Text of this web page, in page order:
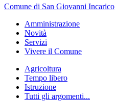
Comune di San Giovanni Incarico
Amministrazione
Novità
Servizi
Vivere il Comune
Agricoltura
Tempo libero
Istruzione
Tutti gli argomenti...